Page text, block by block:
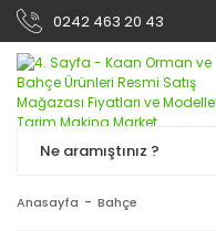
0242 463 20 43
Anasayfa Bahçe